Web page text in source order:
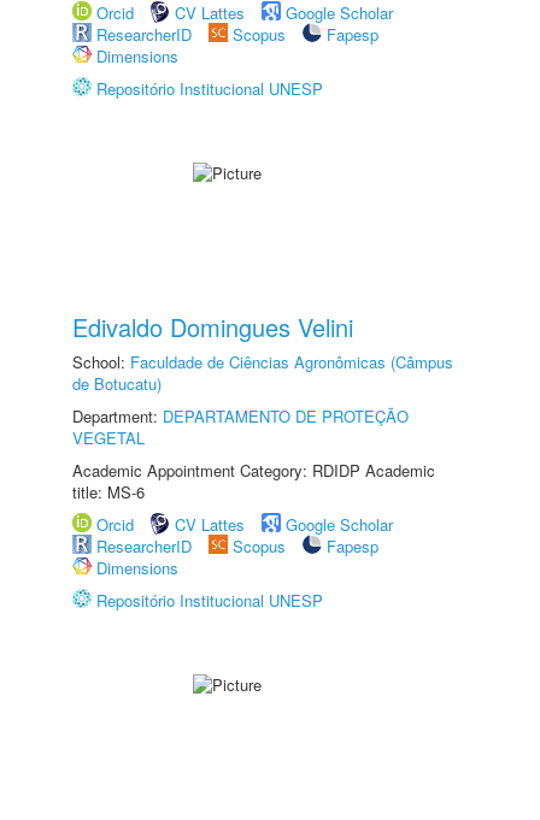
Orcid
CV Lattes
Google Scholar
ResearcherID
Scopus
Fapesp
Dimensions
Repositório Institucional UNESP
Edivaldo Domingues Velini
School: Faculdade de Ciências Agronômicas (Câmpus
de Botucatu)
Department: DEPARTAMENTO DE PROTEÇÃO
VEGETAL
Academic Appointment Category: RDIDP Academic
title: MS-6
Orcid
CV Lattes
Google Scholar
ResearcherID
Scopus
Fapesp
Dimensions
Repositório Institucional UNESP